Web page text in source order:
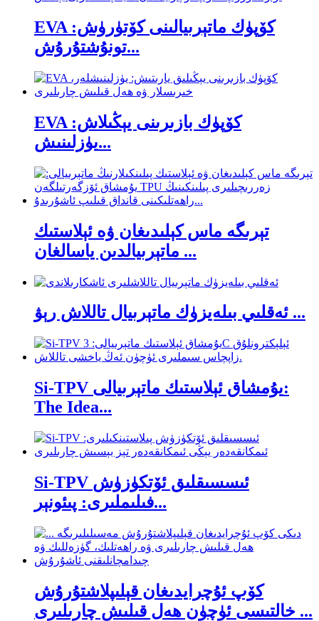
EVA كۆپۈك ماتېرىيالىنى كۆتۈرۈش:
تونۇشتۇرۇش...
EVA كۆپۈك بازىرىنى يېڭىلاش:
يۈزلىنىش...
تېرىگە ماس كېلىدىغان ۋە ئېلاستىك
ماتېرىيالدىن ياسالغان ...
ئەقلىي بىلەيزۈك ماتېرىيال تاللاش رېۋ ...
Si-TPV يۇمشاق ئېلاستىك ماتېرىيالى:
The Idea...
Si-TPV ئىسسىقلىق ئۆتكۈزۈش
فىلىملىرى: پىئونېر...
كۆپ ئۇچرايدىغان قېلىپلاشتۇرۇش
خالتىسى ئۈچۈن ھەل قىلىش چارىلىرى ...